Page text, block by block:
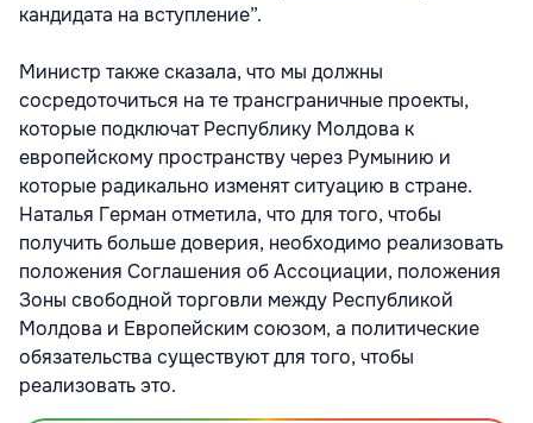
кандидата на вступление”.
Министр также сказала, что мы должны
сосредоточиться на те трансграничные проекты,
которые подключат Республику Молдова к
европейскому пространству через Румынию и
которые радикально изменят ситуацию в стране.
Наталья Герман отметила, что для того, чтобы
получить больше доверия, необходимо реализовать
положения Соглашения об Ассоциации, положения
Зоны свободной торговли между Республикой
Молдова и Европейским союзом, а политические
обязательства существуют для того, чтобы
реализовать это.